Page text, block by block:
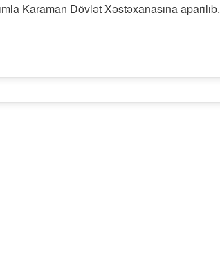
Karaman Dövlət Xəstəxanasına aparılıb.